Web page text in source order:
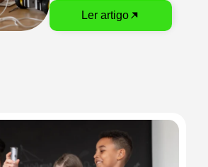
Ler artigo